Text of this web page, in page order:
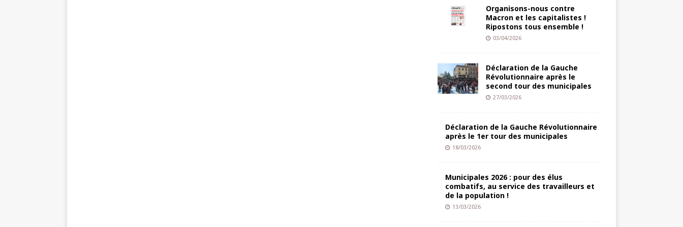
Organisons-nous contre
Macron et les capitalistes !
Ripostons tous ensemble !
03/04/2026
Déclaration de la Gauche
Révolutionnaire après le
second tour des municipales
27/03/2026
Déclaration de la Gauche Révolutionnaire
après le 1er tour des municipales
18/03/2026
Municipales 2026 : pour des élus
combatifs, au service des travailleurs et
de la population !
13/03/2026